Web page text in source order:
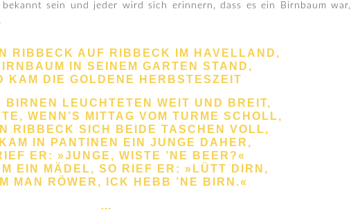
sein und jeder wird sich erinnern, dass es ein Birnbaum war,
RIBBECK AUF RIBBECK IM HAVELLAND,
IN SEINEM GARTEN STAND,
KAM DIE GOLDENE HERBSTESZEIT
BIRNEN LEUCHTETEN WEIT UND BREIT,
WENN’S MITTAG VOM TURME SCHOLL,
RIBBECK SICH BEIDE TASCHEN VOLL,
IN PANTINEN EIN JUNGE DAHER,
ER: »JUNGE, WISTE ’NE BEER?«
EIN MÄDEL, SO RIEF ER: »LÜTT DIRN,
MAN RÖWER, ICK HEBB ’NE BIRN.«
…